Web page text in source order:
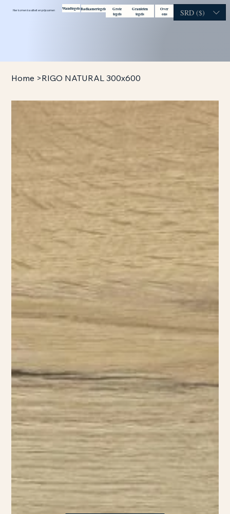
WandtegelsBadkamertegels
Grote
tegels
Granieten
tegels
Over
ons
showroom
SRD ($)
Hier komen kwaliteit en prijs samen
Home >RIGO NATURAL 300x600